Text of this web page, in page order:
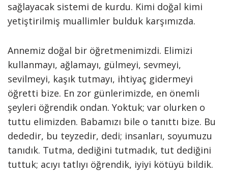
sağlayacak sistemi de kurdu. Kimi doğal kimi
yetiştirilmiş muallimler bulduk karşımızda.
Annemiz doğal bir öğretmenimizdi. Elimizi
kullanmayı, ağlamayı, gülmeyi, sevmeyi,
sevilmeyi, kaşık tutmayı, ihtiyaç gidermeyi
öğretti bize. En zor günlerimizde, en önemli
şeyleri öğrendik ondan. Yoktuk; var olurken o
tuttu elimizden. Babamızı bile o tanıttı bize. Bu
dededir, bu teyzedir, dedi; insanları, soyumuzu
tanıdık. Tutma, dediğini tutmadık, tut dediğini
tuttuk; acıyı tatlıyı öğrendik, iyiyi kötüyü bildik.